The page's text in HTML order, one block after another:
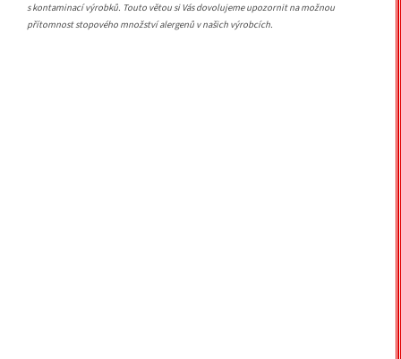
s kontaminací výrobků. Touto větou si Vás dovolujeme upozornit na možnou
přítomnost stopového množství alergenů v našich výrobcích.